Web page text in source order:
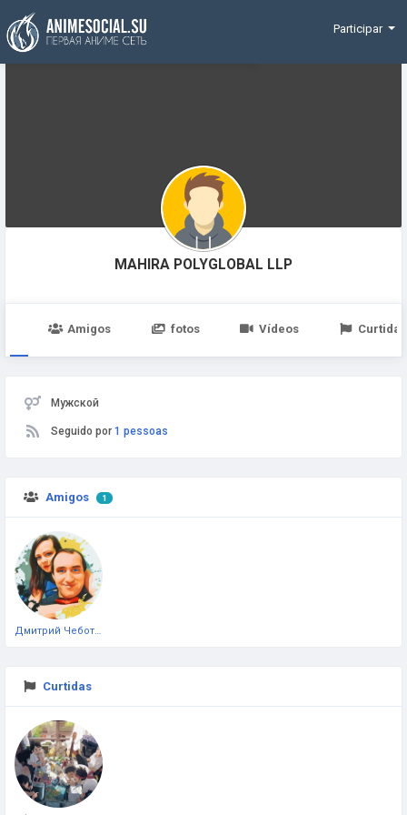
Funding
Participar
MAHIRA POLYGLOBAL LLP
Amigos fotos Vídeos Curtidas
Мужской
Seguido por 1 pessoas
Amigos 1
Curtidas